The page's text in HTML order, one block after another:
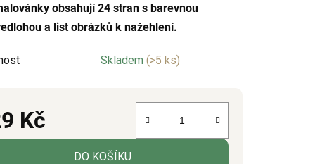
obsahují 24 stran s barevnou
a list obrázků k nažehlení.
Skladem (>5 ks)
Kč
cena:
DO KOŠÍKU